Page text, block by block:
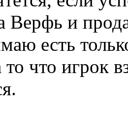
Верфь и
есть
то что игрок